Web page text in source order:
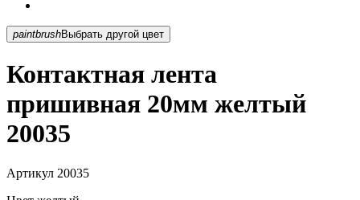
paintbrush Выбрать другой цвет
Контактная лента
пришивная 20мм желтый
20035
Артикул 20035